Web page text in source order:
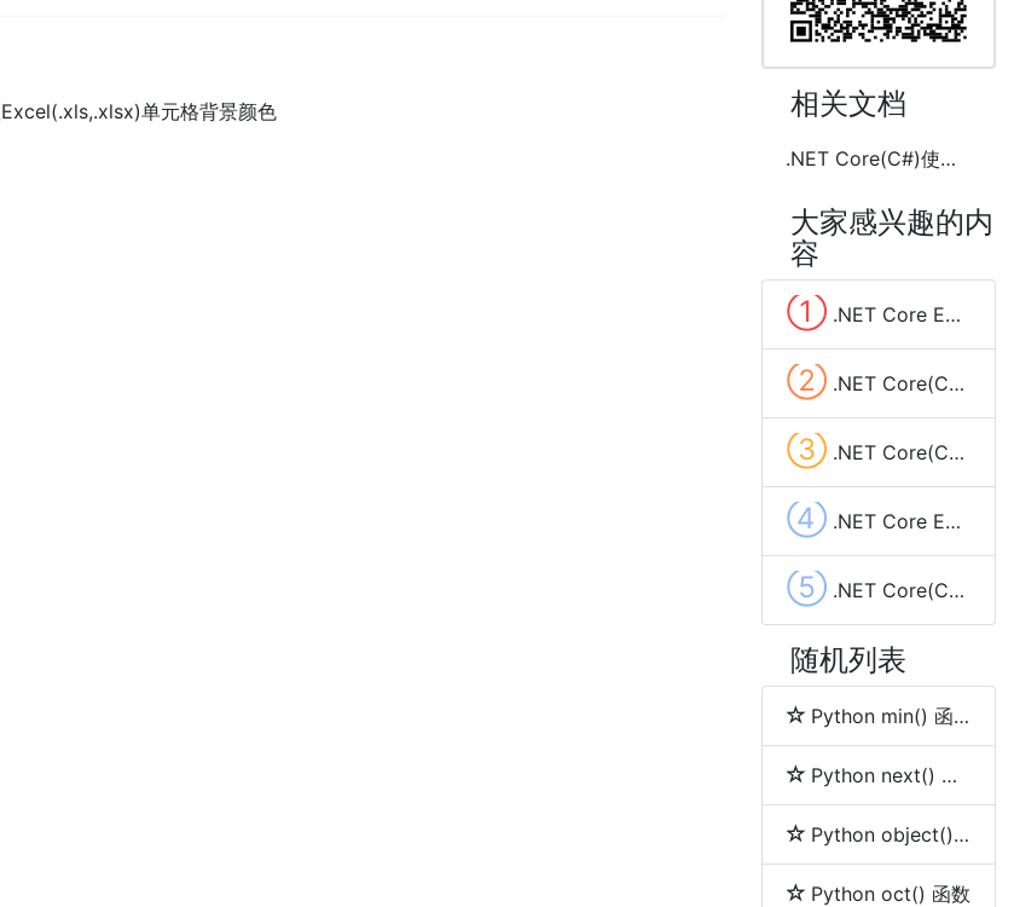
单元格背景颜色 相关文档
.NET Core(C#)使用NPOI合并Excel(.xls,.xlsx)单元格及设置样式
大家感兴趣的内
容
① .NET Core EF Core(Entity Framework) 实现分组查询(group by)
② .NET Core(C#)实现定时任务的三种方法(Timer、Quartz.NET、sleep和Task)
③ .NET Core(C#)使用sharpcompress压缩解压文件(.rar,.zip,tar.bz2,.7z,.tar.gz)
④ .NET Core EF Core实现left join查询
⑤ .NET Core(C#) System.Timers.Timer使用实现定时任务及示例代码
随机列表
Python min() 函数
Python next() 函数
Python object() 函数
Python oct() 函数